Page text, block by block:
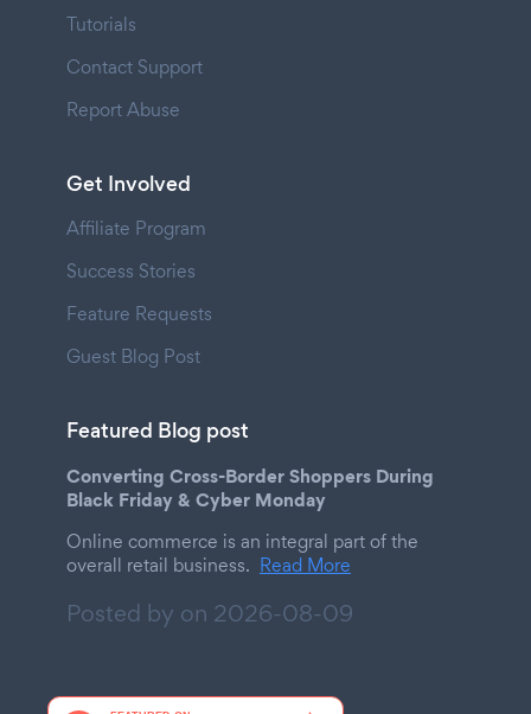
Tutorials
Contact Support
Report Abuse
Get Involved
Affiliate Program
Success Stories
Feature Requests
Guest Blog Post
Featured Blog post
Converting Cross-Border Shoppers During
Black Friday & Cyber Monday
Online commerce is an integral part of the
overall retail business. Read More
Posted by on 2026-08-09